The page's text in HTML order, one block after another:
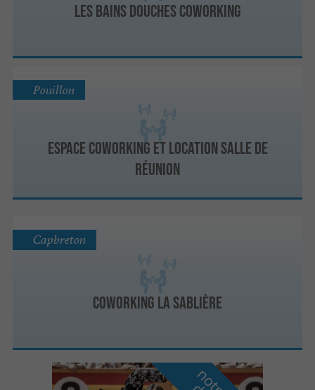
LES BAINS DOUCHES COWORKING
Espace coworking et location salle de
réunion
Pouillon
Coworking La Sablière
Capbreton